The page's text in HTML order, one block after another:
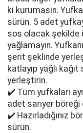
ki kurumasın.
sürün. 5 adet
sos olacak şekilde
yağlamayın.
şerit şeklinde
katlayıp yağlı
yerleştirin.
✔️ Tüm yufkaları
adet sarıyer
✔️ Hazırladığınız
sürün.